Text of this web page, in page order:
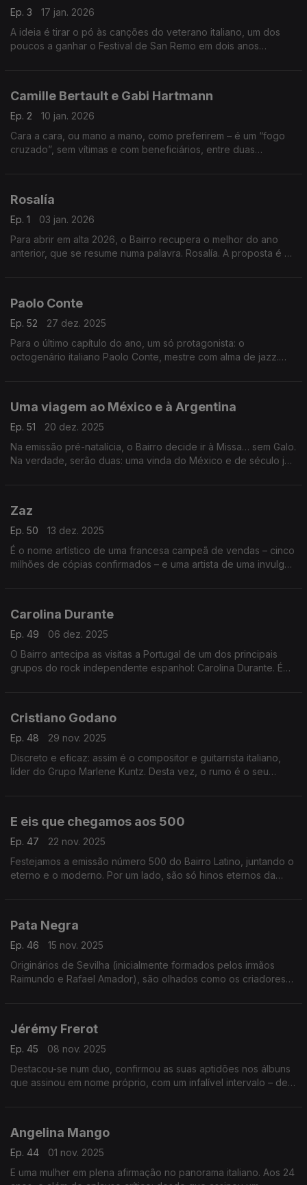
Ep. 3
17 jan. 2026
A ideia é tirar o pó às canções do veterano italiano, um dos
poucos a ganhar o Festival de San Remo em dois anos
Camille Bertault e Gabi Hartmann
Ep. 2
10 jan. 2026
Cara a cara, ou mano a mano, como preferirem – é um “fogo
cruzado”, sem vítimas e com beneficiários, entre duas
Rosalía
Ep. 1
03 jan. 2026
Para abrir em alta 2026, o Bairro recupera o melhor do ano
anterior, que se resume numa palavra. Rosalía. A proposta é a
Paolo Conte
Ep. 52
27 dez. 2025
Para o último capítulo do ano, um só protagonista: o
octogenário italiano Paolo Conte, mestre com alma de jazz.
Uma viagem ao México e à Argentina
Ep. 51
20 dez. 2025
Na emissão pré-natalícia, o Bairro decide ir à Missa… sem Galo.
Na verdade, serão duas: uma vinda do México e de século já
Zaz
Ep. 50
13 dez. 2025
É o nome artístico de uma francesa campeã de vendas – cinco
milhões de cópias confirmados – e uma artista de uma invulgar
Carolina Durante
Ep. 49
06 dez. 2025
O Bairro antecipa as visitas a Portugal de um dos principais
grupos do rock independente espanhol: Carolina Durante. É
Cristiano Godano
Ep. 48
29 nov. 2025
Discreto e eficaz: assim é o compositor e guitarrista italiano,
líder do Grupo Marlene Kuntz. Desta vez, o rumo é o seu
E eis que chegamos aos 500
Ep. 47
22 nov. 2025
Festejamos a emissão número 500 do Bairro Latino, juntando o
eterno e o moderno. Por um lado, são só hinos eternos da
Pata Negra
Ep. 46
15 nov. 2025
Originários de Sevilha (inicialmente formados pelos irmãos
Raimundo e Rafael Amador), são olhados como os criadores
Jérémy Frerot
Ep. 45
08 nov. 2025
Destacou-se num duo, confirmou as suas aptidões nos álbuns
que assinou em nome próprio, com um infalível intervalo – de
Angelina Mango
Ep. 44
01 nov. 2025
E uma mulher em plena afirmação no panorama italiano. Aos 24